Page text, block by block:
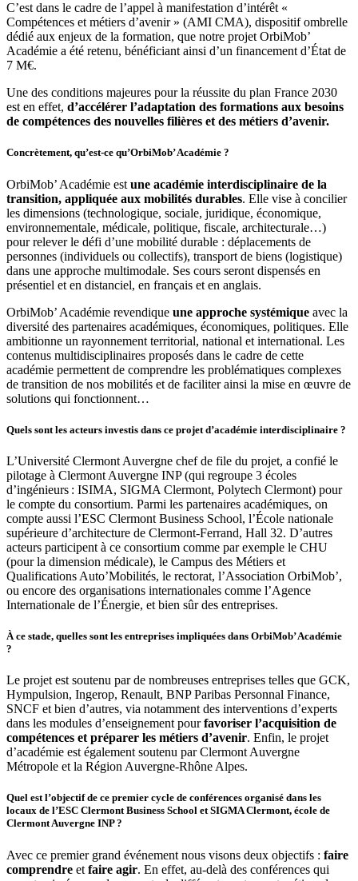
C’est dans le cadre de l’appel à manifestation d’intérêt «
Compétences et métiers d’avenir » (AMI CMA), dispositif ombrelle
dédié aux enjeux de la formation, que notre projet OrbiMob’
Académie a été retenu, bénéficiant ainsi d’un financement d’État de
7 M€.
Une des conditions majeures pour la réussite du plan France 2030
est en effet, d’accélérer l’adaptation des formations aux besoins
de compétences des nouvelles filières et des métiers d’avenir.
Concrètement, qu’est-ce qu’OrbiMob’ Académie ?
OrbiMob’ Académie est une académie interdisciplinaire de la
transition, appliquée aux mobilités durables. Elle vise à concilier
les dimensions (technologique, sociale, juridique, économique,
environnementale, médicale, politique, fiscale, architecturale…)
pour relever le défi d’une mobilité durable : déplacements de
personnes (individuels ou collectifs), transport de biens (logistique)
dans une approche multimodale. Ses cours seront dispensés en
présentiel et en distanciel, en français et en anglais.
OrbiMob’ Académie revendique une approche systémique avec la
diversité des partenaires académiques, économiques, politiques. Elle
ambitionne un rayonnement territorial, national et international. Les
contenus multidisciplinaires proposés dans le cadre de cette
académie permettent de comprendre les problématiques complexes
de transition de nos mobilités et de faciliter ainsi la mise en œuvre de
solutions qui fonctionnent…
Quels sont les acteurs investis dans ce projet d’académie interdisciplinaire ?
L’Université Clermont Auvergne chef de file du projet, a confié le
pilotage à Clermont Auvergne INP (qui regroupe 3 écoles
d’ingénieurs : ISIMA, SIGMA Clermont, Polytech Clermont) pour
le compte du consortium. Parmi les partenaires académiques, on
compte aussi l’ESC Clermont Business School, l’École nationale
supérieure d’architecture de Clermont-Ferrand, Hall 32. D’autres
acteurs participent à ce consortium comme par exemple le CHU
(pour la dimension médicale), le Campus des Métiers et
Qualifications Auto’Mobilités, le rectorat, l’Association OrbiMob’,
ou encore des organisations internationales comme l’Agence
Internationale de l’Énergie, et bien sûr des entreprises.
À ce stade, quelles sont les entreprises impliquées dans OrbiMob’ Académie
?
Le projet est soutenu par de nombreuses entreprises telles que GCK,
Hympulsion, Ingerop, Renault, BNP Paribas Personnal Finance,
SNCF et bien d’autres, via notamment des interventions d’experts
dans les modules d’enseignement pourfavoriser l’acquisition de
compétences et préparer les métiers d’avenir. Enfin, le projet
d’académie est également soutenu par Clermont Auvergne
Métropole et la Région Auvergne-Rhône Alpes.
Quel est l’objectif de ce premier cycle de conférences organisé dans les
locaux de l’ESC Clermont Business School et SIGMA Clermont, école de
Clermont Auvergne INP ?
Avec ce premier grand événement nous visons deux objectifs : faire
comprendre et faire agir. En effet, au-delà des conférences qui